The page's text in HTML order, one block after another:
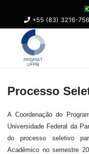
+55 (83) 3216-
Processo
A Coordenação do
Universidade Federal da
do processo seletivo
Acadêmico no semestre